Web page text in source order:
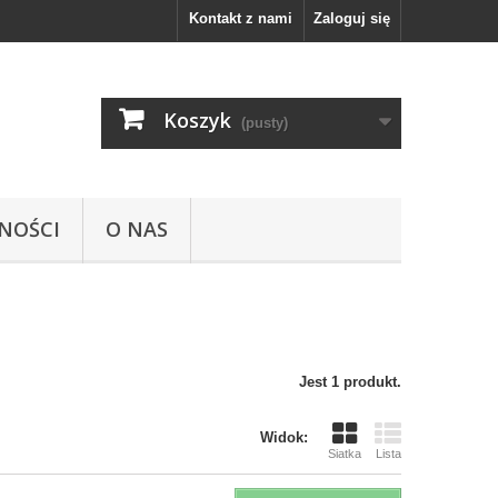
Zaloguj się
Kontakt z nami
Koszyk (pusty)
O NAS
Jest 1 produkt.
Widok:
Siatka Lista